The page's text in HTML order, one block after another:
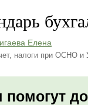
Елена
налоги при ОСНО
помогут